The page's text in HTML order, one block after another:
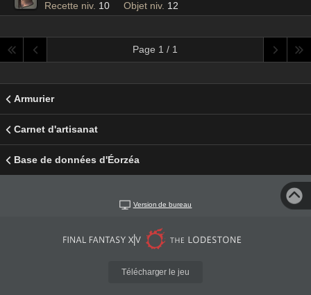
Recette niv. 10 Objet niv. 12
Page 1 / 1
Armurier
Carnet d'artisanat
Base de données d'Éorzéa
Version de bureau
Télécharger le jeu